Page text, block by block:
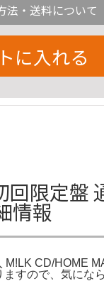
法・送料について
に入れる
回限定盤
情報
M!LK CD/HOME
すので、気にな